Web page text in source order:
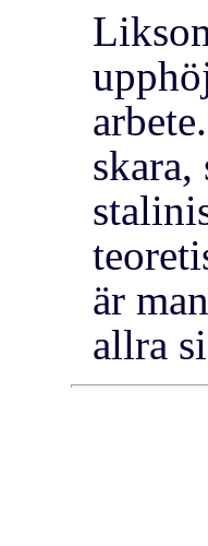
är
allra